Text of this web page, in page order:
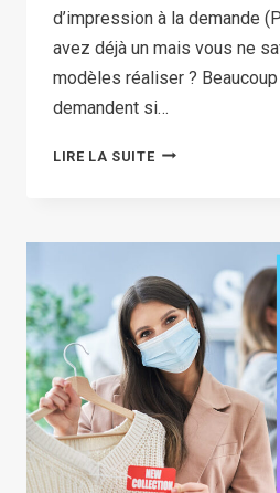
d’impression à la demande
avez déjà un mais vous ne
modèles réaliser ?
demandent si…
LIRE LA SUITEOÙ
RESSOURCES
DE
CONCEPTION
GRATUITES
POUR
VOTRE
BOUTIQUE
D'IMPRESSION
À